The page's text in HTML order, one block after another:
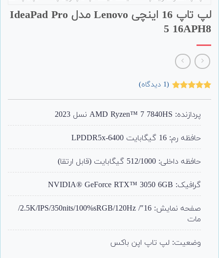
لپ تاپ 16 اینچی Lenovo مدل IdeaPad Pro
5 16APH8
مشتری
(
1 دیدگاه)
پردازنده: AMD Ryzen™ 7 7840HS نسل 2023
حافظه رم: 16 گیگابایت LPDDR5x-6400
حافظه داخلی: 512/1000 گیگابایت (قابل ارتقا)
گرافیک: NVIDIA® GeForce RTX™ 3050 6GB
صفحه نمایش: 16″/ 2.5K/IPS/350nits/100%sRGB/120Hz/
مات
وضعیت: لپ تاپ اپن باکس